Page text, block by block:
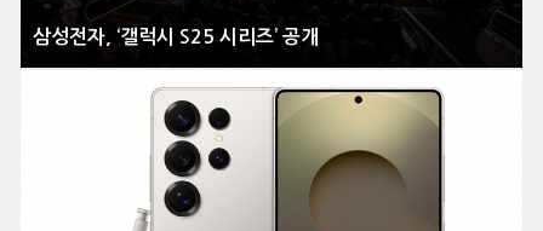
삼성전자, ‘갤럭시 S25 시리즈’ 공개